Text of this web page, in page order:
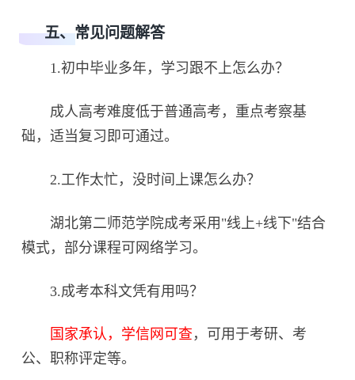
五、常见问题解答
1.初中毕业多年，学习跟不上怎么办？
成人高考难度低于普通高考，重点考察基
础，适当复习即可通过。
2.工作太忙，没时间上课怎么办？
湖北第二师范学院成考采用"线上+线下"结合
模式，部分课程可网络学习。
3.成考本科文凭有用吗？
国家承认，学信网可查 ，可用于考研、考
公、职称评定等。